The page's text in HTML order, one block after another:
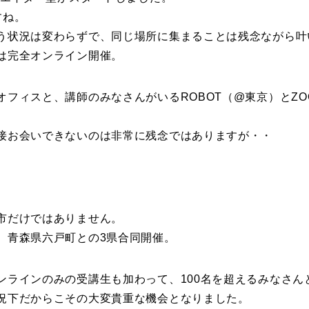
。
状況は変わらずで、同じ場所に集まることは残念ながら
完全オンライン開催。
フィスと、講師のみなさんがいるROBOT（@東京）と
お会いできないのは非常に残念ではありますが・・
だけではありません。
青森県六戸町との3県合同開催。
ラインのみの受講生も加わって、100名を超えるみなさん
下だからこその大変貴重な機会となりました。